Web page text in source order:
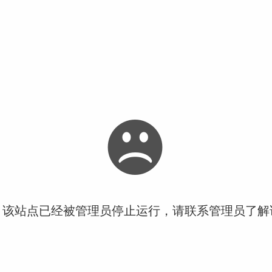
站点已经被管理员停止运行，请联系管理员了